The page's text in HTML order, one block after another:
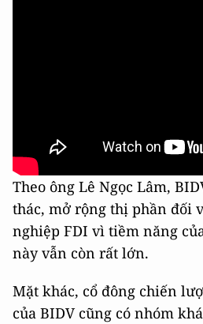
Theo ông Lê Ngọc Lâm,
thác, mở rộng thị phần đối
nghiệp FDI vì tiềm năng
này vẫn còn rất lớn.
Mặt khác, cổ đông chiến
của BIDV cũng có nhóm